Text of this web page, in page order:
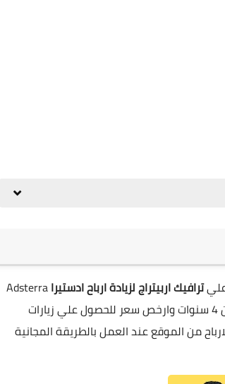
ترافيك اربيتراج لزيادة ارباح ادستيراAdsterra
تصل الي 10 دولار يوميا من خلال هذا الموقع الرائع الذي اعمل عليه اكثر من 4 سنوات وارخص سعر للحصول علي زيارات
سحب الارباح من الموقع عند العمل بالطريقة المجانية